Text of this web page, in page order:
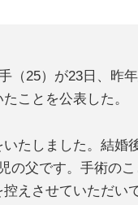
（25）が23日、昨
ことを公表した。
いたしました。結婚
の父です。手術のこ
えさせていただい